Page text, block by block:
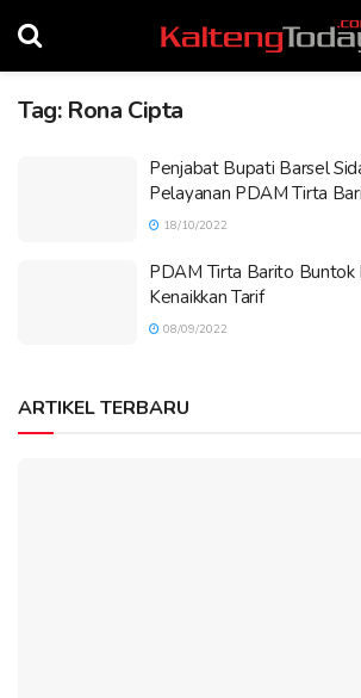
Tag: Rona Cipta
Penjabat Bupati Barsel
Pelayanan PDAM Tirta
18/10/2022
PDAM Tirta Barito Buntok
Kenaikkan Tarif
08/09/2022
ARTIKEL TERBARU